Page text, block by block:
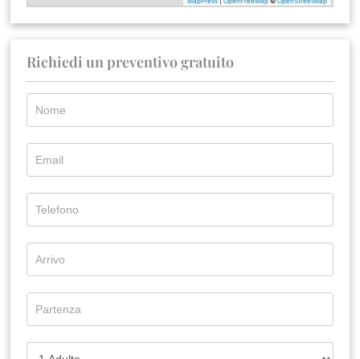
Richiedi un preventivo gratuito